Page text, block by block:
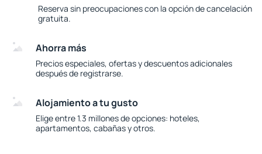
Reserva sin preocupaciones con la opción de cancelación
gratuita.
Ahorra más
Precios especiales, ofertas y descuentos adicionales
después de registrarse.
Alojamiento a tu gusto
Elige entre 1.3 millones de opciones: hoteles,
apartamentos, cabañas y otros.